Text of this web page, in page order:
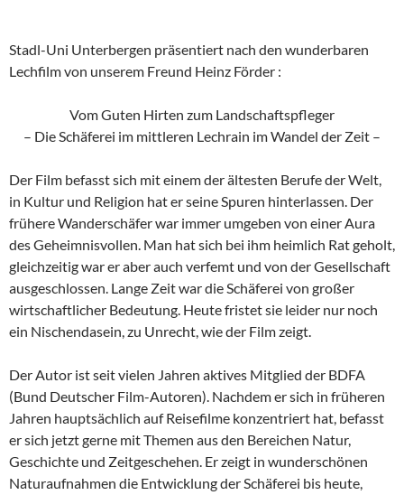
Stadl-Uni Unterbergen präsentiert nach den wunderbaren
Lechfilm von unserem Freund Heinz Förder :
Vom Guten Hirten zum Landschaftspfleger
– Die Schäferei im mittleren Lechrain im Wandel der Zeit –
Der Film befasst sich mit einem der ältesten Berufe der Welt,
in Kultur und Religion hat er seine Spuren hinterlassen. Der
frühere Wanderschäfer war immer umgeben von einer Aura
des Geheimnisvollen. Man hat sich bei ihm heimlich Rat geholt,
gleichzeitig war er aber auch verfemt und von der Gesellschaft
ausgeschlossen. Lange Zeit war die Schäferei von großer
wirtschaftlicher Bedeutung. Heute fristet sie leider nur noch
ein Nischendasein, zu Unrecht, wie der Film zeigt.
Der Autor ist seit vielen Jahren aktives Mitglied der BDFA
(Bund Deutscher Film-Autoren). Nachdem er sich in früheren
Jahren hauptsächlich auf Reisefilme konzentriert hat, befasst
er sich jetzt gerne mit Themen aus den Bereichen Natur,
Geschichte und Zeitgeschehen. Er zeigt in wunderschönen
Naturaufnahmen die Entwicklung der Schäferei bis heute,